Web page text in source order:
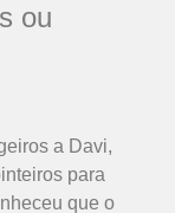
ou
a Davi,
para
que o